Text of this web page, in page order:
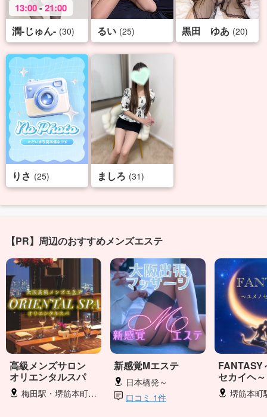
13:00-21:00
潤-じゅん- (30) るい (25) 黒田 ゆあ (20)
りさ (25) ましろ (31)
【PR】周辺のおすすめメンズエステ
高級メンズサロン
オリエンタルスパ
梅田駅・堺筋本町駅・心斎橋駅・長堀橋駅・西大橋駅・日本橋駅
新感覚Mエステ
日本橋発～
口コミ 1件
FANTASY
セカイヘ～
堺筋本町